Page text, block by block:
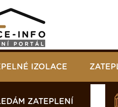
IZOLACE
ZATEPLENÍ